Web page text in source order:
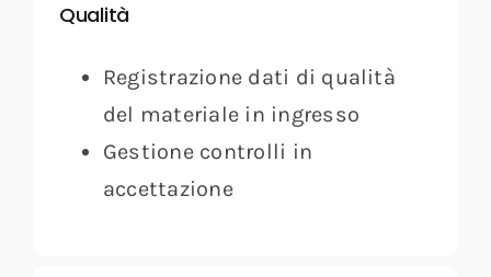
Qualità
Registrazione dati di qualità
del materiale in ingresso
Gestione controlli in
accettazione